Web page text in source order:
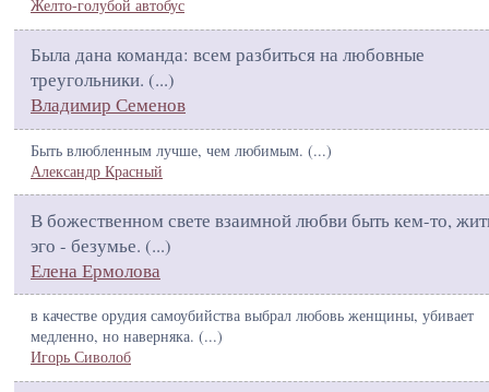
Желто-голубой автобус
Была дана команда: всем разбиться на любовные
треугольники. (...)
Владимир Семенов
Быть влюбленным лучше, чем любимым. (...)
Александр Красный
В божественном свете взаимной любви быть кем-то,
эго - безумье. (...)
Елена Ермолова
в качестве орудия самоубийства выбрал любовь женщины, убивает
медленно, но наверняка. (...)
Игорь Сиволоб